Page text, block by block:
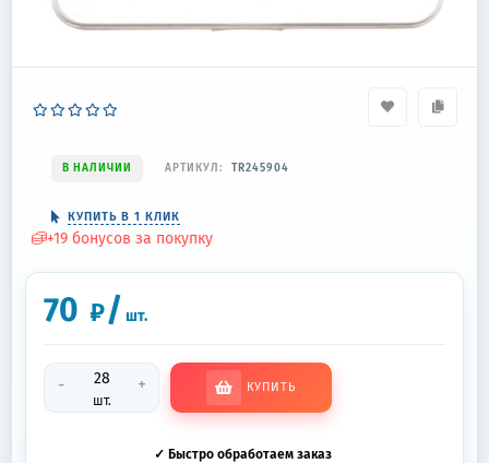
В НАЛИЧИИ АРТИКУЛ: TR245904
КУПИТЬ В 1 КЛИК
+19 бонусов за покупку
70 ₽/ шт.
-
шт.
+ КУПИТЬ
✓ Быстро обработаем заказ